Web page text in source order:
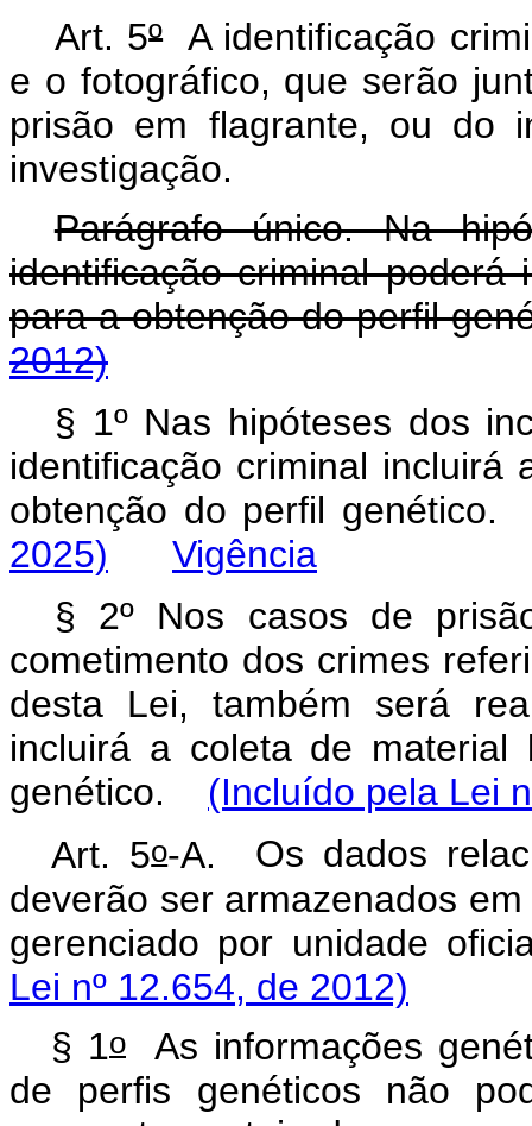
Art. 5ºA identificação
e o fotográfico, que serão
prisão em flagrante, ou do
investigação.
Parágrafo único. Na
identificação criminal
para a obtenção do perfil
2012)
§ 1º Nas hipóteses dos
identificação criminal incluirá
obtenção do perfil
2025)
Vigência
§ 2º Nos casos de
cometimento dos crimes
desta Lei, também será
incluirá a coleta de
genético. (Incluído pela Lei
Art. 5o-A. Os dados
deverão ser armazenados
gerenciado por unidade
Lei nº 12.654, de 2012)
§ 1o As informações
de perfis genéticos não